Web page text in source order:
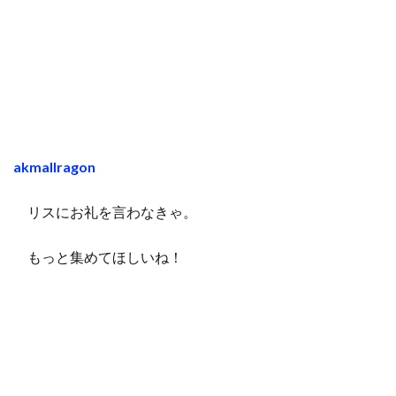
akmallragon
リスにお礼を言わなきゃ。
もっと集めてほしいね！